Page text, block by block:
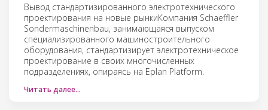
Вывод стандартизированного электротехнического
проектирования на новые рынкиКомпания Schaeffler
Sondermaschinenbau, занимающаяся выпуском
специализированного машиностроительного
оборудования, стандартизирует электротехническое
проектирование в своих многочисленных
подразделениях, опираясь на Eplan Platform.
Читать далее…